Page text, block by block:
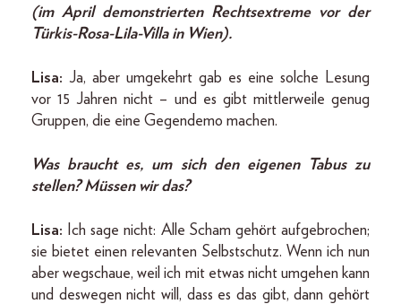
(im April demonstrierten Rechtsextreme vor der
Türkis-Rosa-Lila-Villa in Wien).
Lisa: Ja, aber umgekehrt gab es eine solche Lesung
vor 15 Jahren nicht – und es gibt mittlerweile genug
Gruppen, die eine Gegendemo machen.
Was braucht es, um sich den eigenen Tabus zu
stellen? Müssen wir das?
Lisa: Ich sage nicht: Alle Scham gehört aufgebrochen;
sie bietet einen relevanten Selbstschutz. Wenn ich nun
aber wegschaue, weil ich mit etwas nicht umgehen kann
und deswegen nicht will, dass es das gibt, dann gehört